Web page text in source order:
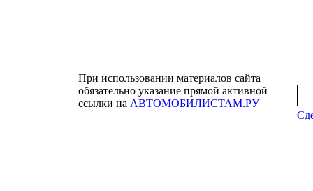
При использовании материалов сайта
обязательно указание прямой активной
ссылки на АВТОМОБИЛИСТАМ.РУ